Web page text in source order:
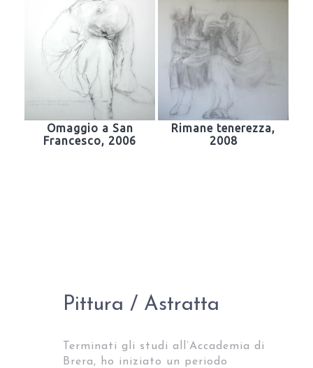
Omaggio a San
Francesco, 2006
Rimane tenerezza,
2008
Pittura / Astratta
Terminati gli studi all’Accademia di
Brera, ho iniziato un periodo